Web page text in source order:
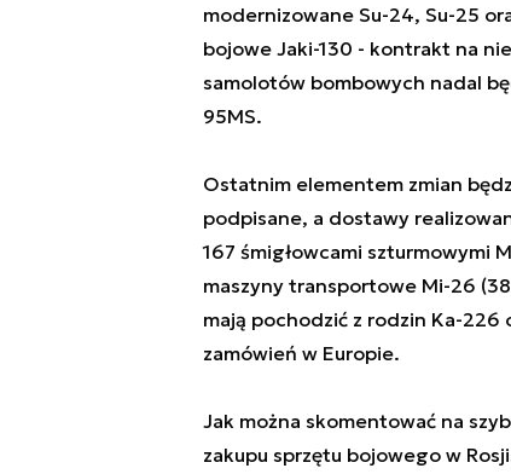
modernizowane Su-24, Su-25
bojowe Jaki-130 - kontrakt na
samolotów bombowych nadal
95MS.
Ostatnim elementem zmian
podpisane, a dostawy
167 śmigłowcami szturmowymi
maszyny transportowe Mi-26
mają pochodzić z rodzin Ka-
zamówień w Europie.
Jak można skomentować na
zakupu sprzętu bojowego w